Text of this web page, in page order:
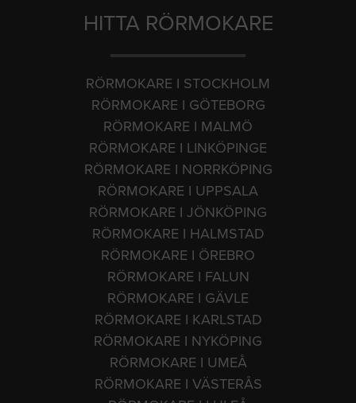
HITTA RÖRMOKARE
RÖRMOKARE I STOCKHOLM
RÖRMOKARE I GÖTEBORG
RÖRMOKARE I MALMÖ
RÖRMOKARE I LINKÖPINGE
RÖRMOKARE I NORRKÖPING
RÖRMOKARE I UPPSALA
RÖRMOKARE I JÖNKÖPING
RÖRMOKARE I HALMSTAD
RÖRMOKARE I ÖREBRO
RÖRMOKARE I FALUN
RÖRMOKARE I GÄVLE
RÖRMOKARE I KARLSTAD
RÖRMOKARE I NYKÖPING
RÖRMOKARE I UMEÅ
RÖRMOKARE I VÄSTERÅS